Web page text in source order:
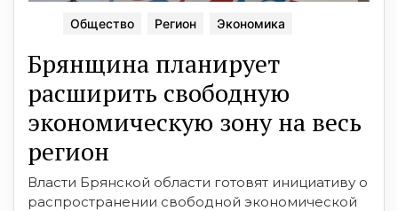
Общество Регион Экономика
Брянщина планирует
расширить свободную
экономическую зону на весь
регион
Власти Брянской области готовят инициативу о
распространении свободной экономической